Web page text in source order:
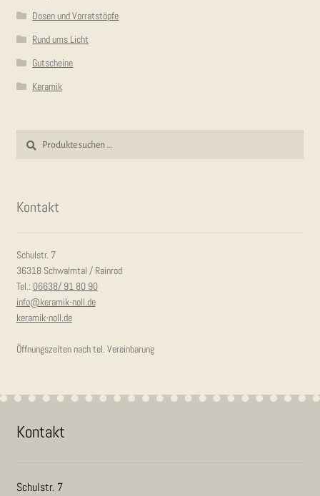
Dosen und Vorratstöpfe
Rund ums Licht
Gutscheine
Keramik
nach:
Kon­takt
Schulstr. 7
36318 Schwalmtal / Rainrod
Tel.: 06638/ 91 80 90
info@keramik-noll.de
keramik-noll.de
Öffnungszeiten nach tel. Vereinbarung
Kon­takt
Schulstr. 7